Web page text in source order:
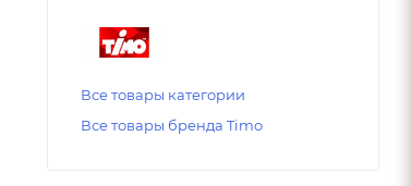
Все товары категории
Все товары бренда Timo